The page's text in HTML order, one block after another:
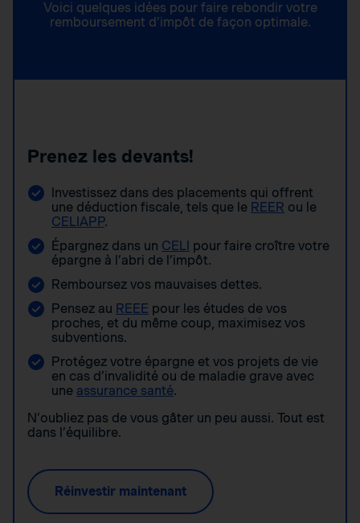
Voici quelques idées pour faire rebondir votre
remboursement d’impôt de façon optimale.
Prenez les devants!
Investissez dans des placements qui offrent
une déduction fiscale, tels que le REER ou le
CELIAPP.
Épargnez dans un CELI pour faire croître votre
épargne à l’abri de l’impôt.
Remboursez vos mauvaises dettes.
Pensez au REEE pour les études de vos
proches, et du même coup, maximisez vos
subventions.
Protégez votre épargne et vos projets de vie
en cas d’invalidité ou de maladie grave avec
une assurance santé.
N’oubliez pas de vous gâter un peu aussi. Tout est
dans l’équilibre.
Réinvestir maintenant